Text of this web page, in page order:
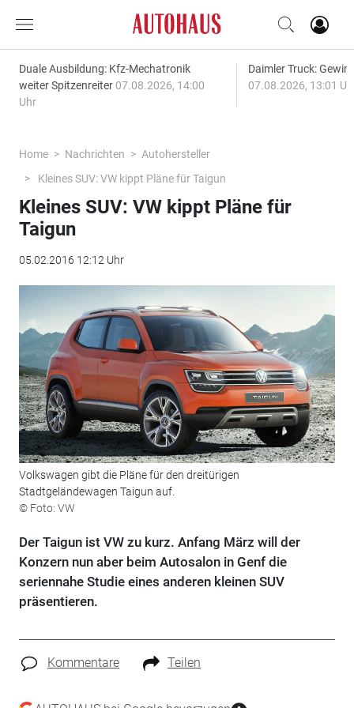
Duale Ausbildung: Kfz-Mechatronik
weiter Spitzenreiter 07.08.2026, 14:00
Uhr
Daimler Truck:
07.08.2026, 13:01
Home Nachrichten
Autohersteller
Kleines SUV: VW kippt Pläne für Taigun
Kleines SUV: VW kippt Pläne für
Taigun
05.02.2016 12:12 Uhr
Volkswagen gibt die Pläne für den dreitürigen
Stadtgeländewagen Taigun auf.
© Foto: VW
Der Taigun ist VW zu kurz. Anfang März will der
Konzern nun aber beim Autosalon in Genf die
seriennahe Studie eines anderen kleinen SUV
präsentieren.
Kommentare Teilen